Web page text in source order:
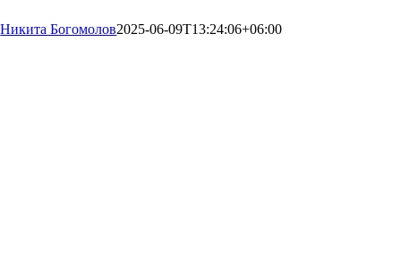
Никита Богомолов2025-06-09T13:24:06+06:00